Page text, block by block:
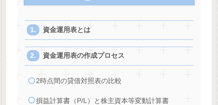
資金運用表とは
資金運用表の作成プロセス
2時点間の貸借対照表の比較
損益計算書（P/L）と株主資本等変動計算書